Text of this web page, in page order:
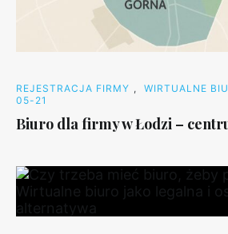
REJESTRACJA FIRMY , WIRTUALNE
05-21
Biuro dla firmy w Łodzi –